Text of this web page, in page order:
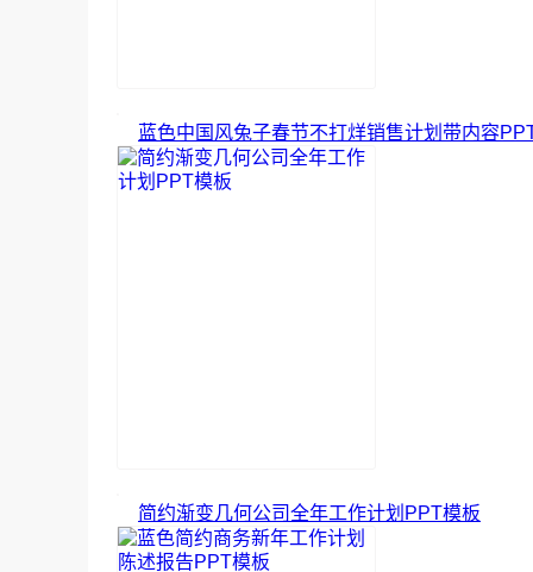
蓝色中国风兔子春节不打烊销售计划带内容
简约渐变几何公司全年工作计划PPT模板